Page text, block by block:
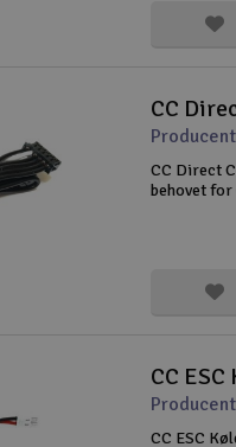
CC
CC Direct
behovet for
CC
CC ESC